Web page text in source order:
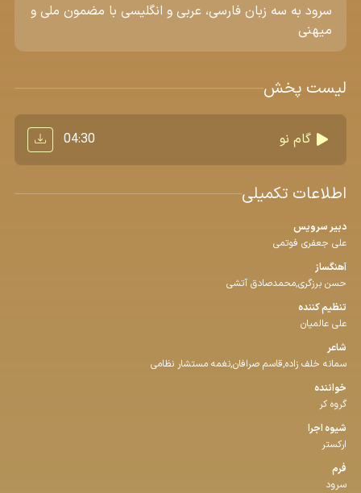
سرود به سه زبان فارسی، عربی و انگلیسی با مضمون ملی و
میهنی
لیست پخش
گام نو 04:30
اطلاعات تکمیلی
دبیر سرویس
علی جعفری فوتمی
آهنگساز
حسن برزگری,محمدصادق آتشی
تنظیم كننده
علی عالمیان
شاعر
سمانه خلف زاده,قاسم صرافان,نغمه مستشار نظامی
خواننده
گروه کر
شیوه اجرا
ارکستر
فرم
سرود